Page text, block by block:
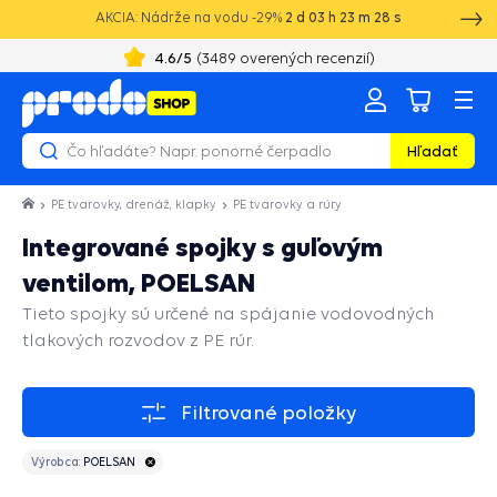
AKCIA: Nádrže na vodu -29% 2 d 03 h 23 m 27 s
4.6/5 (3489 overených recenzií)
Hľadať
PE tvarovky, drenáž, klapky PE tvarovky a rúry
Integrované spojky s guľovým
ventilom, POELSAN
Tieto spojky sú určené na spájanie vodovodných
tlakových rozvodov z PE rúr.
Filtrované položky
Výrobca: POELSAN